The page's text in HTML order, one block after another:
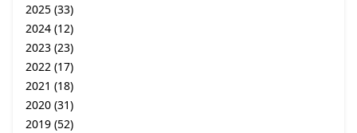
2025 (33)
2024 (12)
2023 (23)
2022 (17)
2021 (18)
2020 (31)
2019 (52)